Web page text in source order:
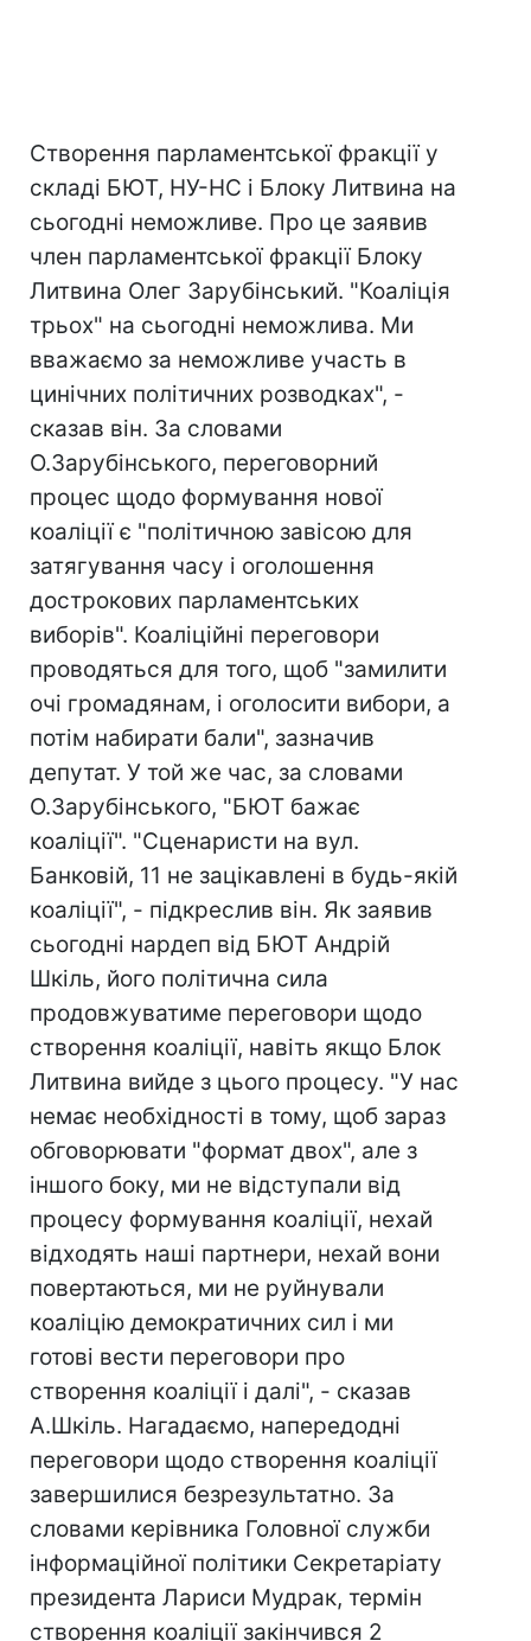
Створення парламентської фракції у
складі БЮТ, НУ-НС і Блоку Литвина на
сьогодні неможливе. Про це заявив
член парламентської фракції Блоку
Литвина Олег Зарубінський. "Коаліція
трьох" на сьогодні неможлива. Ми
вважаємо за неможливе участь в
цинічних політичних розводках", -
сказав він. За словами
О.Зарубінського, переговорний
процес щодо формування нової
коаліції є "політичною завісою для
затягування часу і оголошення
дострокових парламентських
виборів". Коаліційні переговори
проводяться для того, щоб "замилити
очі громадянам, і оголосити вибори, а
потім набирати бали", зазначив
депутат. У той же час, за словами
О.Зарубінського, "БЮТ бажає
коаліції". "Сценаристи на вул.
Банковій, 11 не зацікавлені в будь-якій
коаліції", - підкреслив він. Як заявив
сьогодні нардеп від БЮТ Андрій
Шкіль, його політична сила
продовжуватиме переговори щодо
створення коаліції, навіть якщо Блок
Литвина вийде з цього процесу. "У нас
немає необхідності в тому, щоб зараз
обговорювати "формат двох", але з
іншого боку, ми не відступали від
процесу формування коаліції, нехай
відходять наші партнери, нехай вони
повертаються, ми не руйнували
коаліцію демократичних сил і ми
готові вести переговори про
створення коаліції і далі", - сказав
А.Шкіль. Нагадаємо, напередодні
переговори щодо створення коаліції
завершилися безрезультатно. За
словами керівника Головної служби
інформаційної політики Секретаріату
президента Лариси Мудрак, термін
створення коаліції закінчився 2